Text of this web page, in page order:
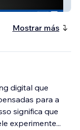
Mostrar más
digital que
para a
significa que
experimente...